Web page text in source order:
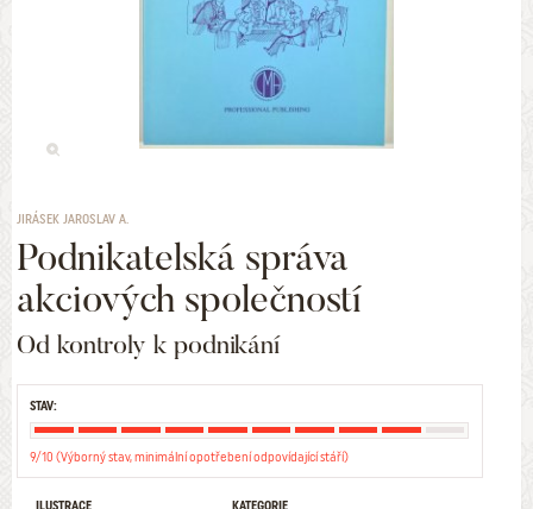
JIRÁSEK JAROSLAV A.
Podnikatelská správa
akciových společností
Od kontroly k podnikání
STAV:
9/10 (Výborný stav, minimální opotřebení odpovídající stáří)
ILUSTRACE
KATEGORIE